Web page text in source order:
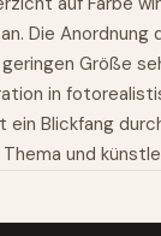
Die
Größe
in
Blickfang
und